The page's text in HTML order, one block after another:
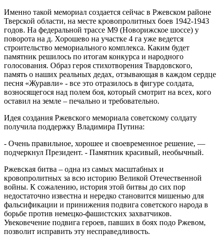
Именно такой мемориал создается сейчас в Ржевском районе
Тверской области, на месте кровопролитных боев 1942-1943
годов. На федеральной трассе М9 (Новорижское шоссе) у
поворота на д. Хорошево на участке 4 га уже ведется
строительство мемориального комплекса. Каким будет
памятник решилось по итогам конкурса и народного
голосования. Образ героя стихотворения Твардовского,
память о наших реальных дедах, отзывающая в каждом сердце
песня «Журавли» - все это отразилось в фигуре солдата,
возносящегося над полем боя, который смотрит на всех, кого
оставил на земле – печально и требовательно.
Идея создания Ржевского мемориала советскому солдату
получила поддержку Владимира Путина:
- Очень правильное, хорошее и своевременное решение, —
подчеркнул Президент. - Памятник красивый, необычный.
Ржевская битва – одна из самых масштабных и
кровопролитных за всю историю Великой Отечественной
войны. К сожалению, история этой битвы до сих пор
недостаточно известна и нередко становится мишенью для
фальсификации и принижения подвига советского народа в
борьбе против немецко-фашистских захватчиков.
Увековечение подвига героев, павших в боях подо Ржевом,
позволит исправить эту несправедливость.